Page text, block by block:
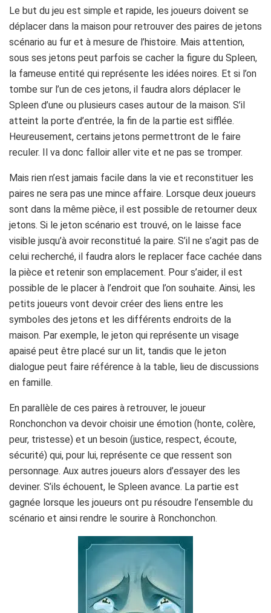
Le but du jeu est simple et rapide, les joueurs doivent se
déplacer dans la maison pour retrouver des paires de jetons
scénario au fur et à mesure de l’histoire. Mais attention,
sous ses jetons peut parfois se cacher la figure du Spleen,
la fameuse entité qui représente les idées noires. Et si l’on
tombe sur l’un de ces jetons, il faudra alors déplacer le
Spleen d’une ou plusieurs cases autour de la maison. S’il
atteint la porte d’entrée, la fin de la partie est sifflée.
Heureusement, certains jetons permettront de le faire
reculer. Il va donc falloir aller vite et ne pas se tromper.
Mais rien n’est jamais facile dans la vie et reconstituer les
paires ne sera pas une mince affaire. Lorsque deux joueurs
sont dans la même pièce, il est possible de retourner deux
jetons. Si le jeton scénario est trouvé, on le laisse face
visible jusqu’à avoir reconstitué la paire. S’il ne s’agit pas de
celui recherché, il faudra alors le replacer face cachée dans
la pièce et retenir son emplacement. Pour s’aider, il est
possible de le placer à l’endroit que l’on souhaite. Ainsi, les
petits joueurs vont devoir créer des liens entre les
symboles des jetons et les différents endroits de la
maison. Par exemple, le jeton qui représente un visage
apaisé peut être placé sur un lit, tandis que le jeton
dialogue peut faire référence à la table, lieu de discussions
en famille.
En parallèle de ces paires à retrouver, le joueur
Ronchonchon va devoir choisir une émotion (honte, colère,
peur, tristesse) et un besoin (justice, respect, écoute,
sécurité) qui, pour lui, représente ce que ressent son
personnage. Aux autres joueurs alors d’essayer des les
deviner. S’ils échouent, le Spleen avance. La partie est
gagnée lorsque les joueurs ont pu résoudre l’ensemble du
scénario et ainsi rendre le sourire à Ronchonchon.